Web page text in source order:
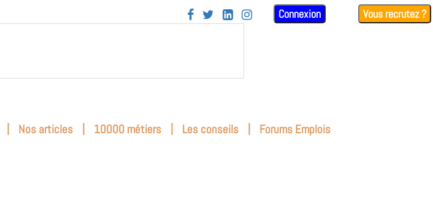
    Connexion Vous recrutez ?
| Nos articles | 10000 métiers | Les conseils | Forums Emplois